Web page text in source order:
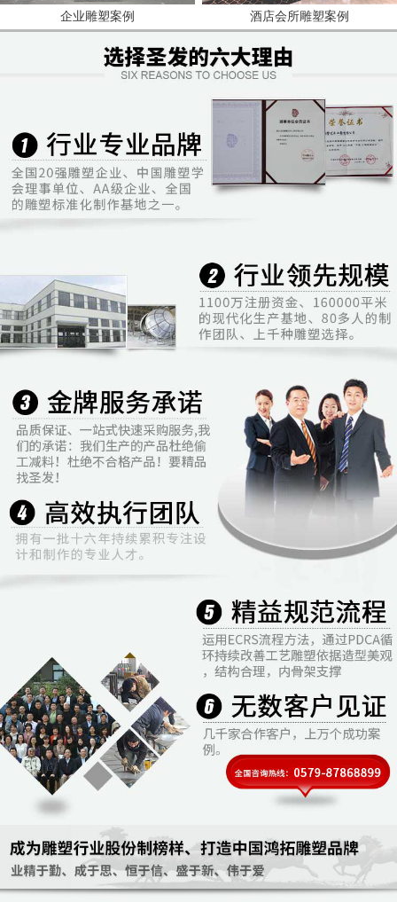
企业雕塑案例 酒店会所雕塑案例